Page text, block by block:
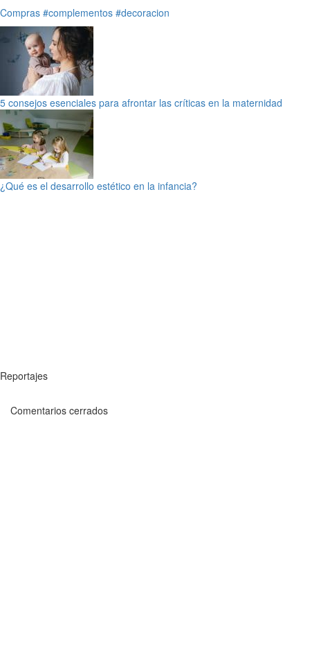
Compras #complementos #decoracion
5 consejos esenciales para afrontar las críticas en la maternidad
¿Qué es el desarrollo estético en la infancia?
Reportajes
Comentarios cerrados